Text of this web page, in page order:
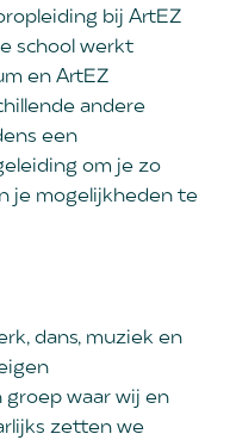
bij ArtEZ
school werkt
en ArtEZ
andere
een
om je zo
je mogelijkheden te
dans, muziek en
waar wij en
zetten we